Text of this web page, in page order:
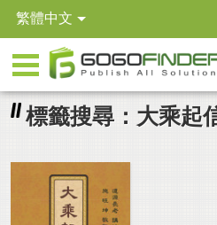
繁體中文
標籤搜尋：大乘起